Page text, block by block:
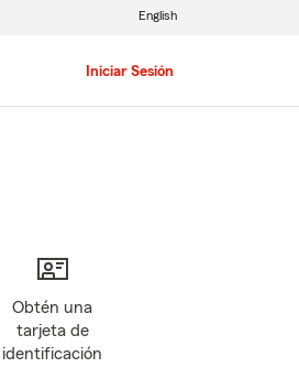
Iniciar Sesión
English
Obtén una
tarjeta de
identificación